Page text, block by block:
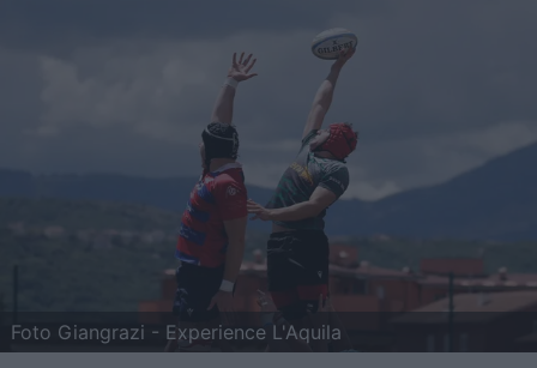
United Rugby Championship
Champions Cup
Foto Giangrazi - Experience L'Aquila